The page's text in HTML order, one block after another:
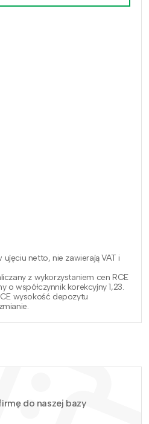
netto, nie zawierają VAT i
z wykorzystaniem cen RCE
współczynnik korekcyjny 1,23.
wysokość depozytu
do naszej bazy